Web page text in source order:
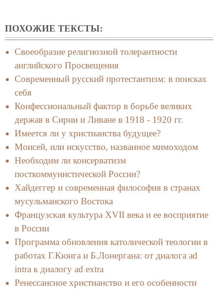
ПОХОЖИЕ ТЕКСТЫ:
Своеобразие религиозной толерантности
английского Просвещения
Современный русский протестантизм: в поисках
себя
Конфессиональный фактор в борьбе великих
держав в Сирии и Ливане в 1918 - 1920 гг.
Имеется ли у христианства будущее?
Моисей, или искусство, названное мимоходом
Необходим ли консерватизм
посткоммунистической России?
Хайдеггер и современная философия в странах
мусульманского Востока
Французская культура XVII века и ее восприятие
в России
Программа обновления католической теологии в
работах Г.Кюнга и Б.Лонергана: от диалога ad
intra к диалогу ad extra
Ренессансное христианство и его особенности